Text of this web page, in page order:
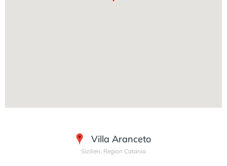
Villa Aranceto
Sizilien, Region Catania